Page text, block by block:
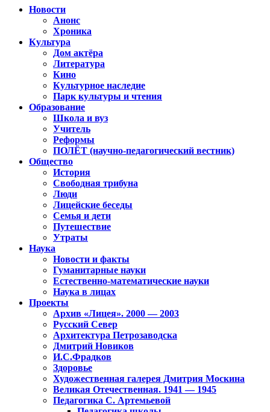
Новости
Анонс
Хроника
Культура
Дом актёра
Литература
Кино
Культурное наследие
Парк культуры и чтения
Образование
Школа и вуз
Учитель
Реформы
ПОЛЁТ (научно-педагогический вестник)
Общество
История
Свободная трибуна
Люди
Лицейские беседы
Семья и дети
Путешествие
Утраты
Наука
Новости и факты
Гуманитарные науки
Естественно-математические науки
Наука в лицах
Проекты
Архив «Лицея». 2000 — 2003
Русский Север
Архитектура Петрозаводска
Дмитрий Новиков
И.С.Фрадков
Здоровье
Художественная галерея Дмитрия Москина
Великая Отечественная. 1941 — 1945
Педагогика С. Артемьевой